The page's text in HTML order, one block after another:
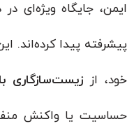
ایمن، جایگاه ویژه‌ای
پیشرفته پیدا کرده‌اند.
خود، از زیست‌سازگاری
حساسیت یا واکنش